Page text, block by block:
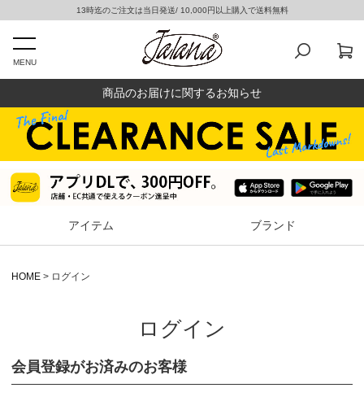
13時迄のご注文は当日発送/ 10,000円以上購入で送料無料
MENU
商品のお届けに関するお知らせ
アイテム ブランド
HOME ログイン
ログイン
会員登録がお済みのお客様